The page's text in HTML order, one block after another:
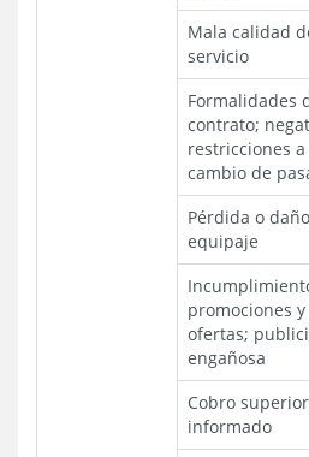
Mala calidad
servicio
Formalidades
contrato;
restricciones a
cambio de
Pérdida o
equipaje
promociones y
ofertas;
engañosa
Cobro
informado